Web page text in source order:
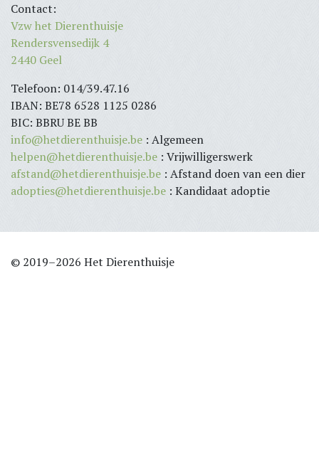
Contact:
Vzw het Dierenthuisje
Rendersvensedijk 4
2440 Geel
Telefoon: 014/39.47.16
IBAN: BE78 6528 1125 0286
BIC: BBRU BE BB
info@hetdierenthuisje.be : Algemeen
helpen@hetdierenthuisje.be : Vrijwilligerswerk
afstand@hetdierenthuisje.be : Afstand doen van een dier
adopties@hetdierenthuisje.be : Kandidaat adoptie
© 2019–2026 Het Dierenthuisje